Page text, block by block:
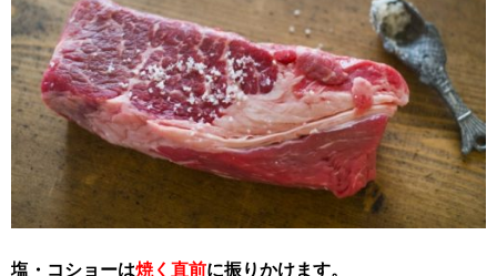
塩・コショーは焼く直前に振りかけます。